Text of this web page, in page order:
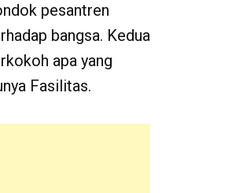
pesantren
bangsa. Kedua
apa yang
Fasilitas.